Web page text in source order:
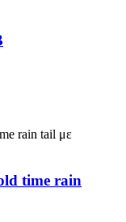
time rain